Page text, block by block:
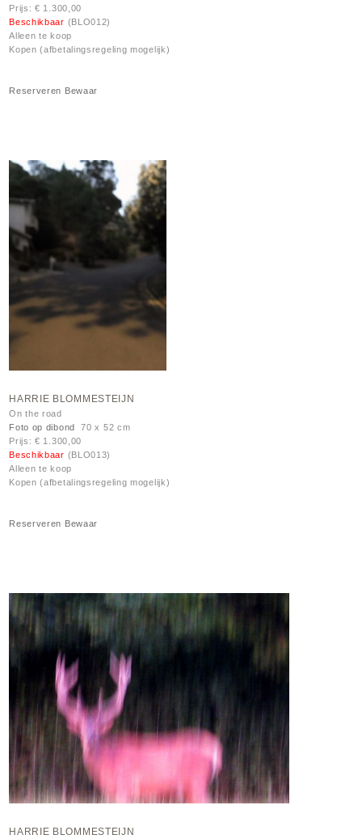
Prijs: € 1.300,00
Beschikbaar (BLO012)
Alleen te koop
Kopen (afbetalingsregeling mogelijk)
Reserveren Bewaar
HARRIE BLOMMESTEIJN
On the road
Foto op dibond
70 x 52 cm
Prijs: € 1.300,00
Beschikbaar (BLO013)
Alleen te koop
Kopen (afbetalingsregeling mogelijk)
Reserveren Bewaar
HARRIE BLOMMESTEIJN